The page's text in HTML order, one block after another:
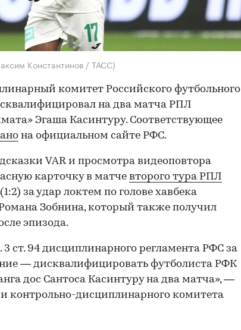
Константинов / ТАСС)
комитет Российского футбольного
на два матча РПЛ
Эгаша Касинтуру. Соответствующее
на официальном сайте РФС.
VAR и просмотра видеоповтора
карточку в матче второго тура РПЛ
за удар локтем по голове хавбека
Зобнина, который также получил
эпизода.
3 ст. 94 дисциплинарного регламента РФС за
— дисквалифицировать футболиста РФК
дос Сантоса Касинтуру на два матча», —
контрольно-дисциплинарного комитета